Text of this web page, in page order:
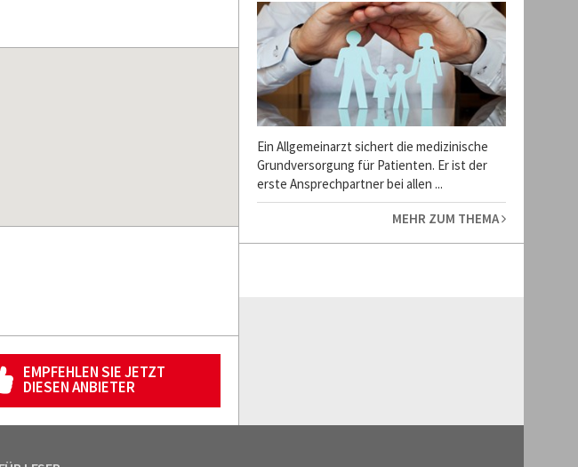
EMPFEHLEN SIE JETZT
DIESEN ANBIETER
Ein Allgemeinarzt sichert die medizinische
Grundversorgung für Patienten. Er ist der
erste Ansprechpartner bei allen ...
MEHR ZUM THEMA